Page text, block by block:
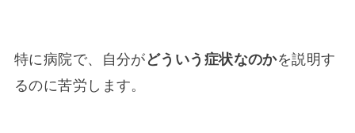
特に病院で、自分が どういう症状なのかを説明す
るのに苦労します。